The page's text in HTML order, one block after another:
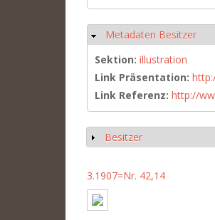
Hide
Metadaten Besitzer
Sektion: illustration
Link Präsentation:
Link Referenz: http://
Show
Besitzer
3.1907=Nr. 42,14